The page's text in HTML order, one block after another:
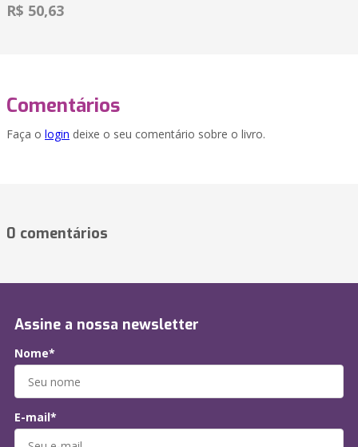
R$ 50,63
Comentários
Faça o login deixe o seu comentário sobre o livro.
0 comentários
Assine a nossa newsletter
Nome*
E-mail*